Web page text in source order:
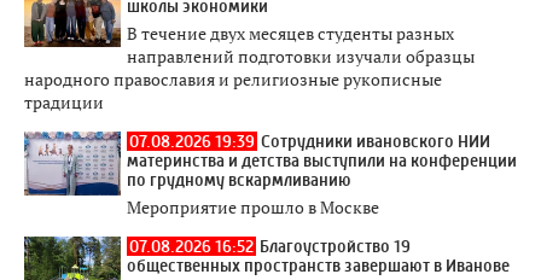
школы экономики
В течение двух месяцев студенты разных
направлений подготовки изучали образцы
народного православия и религиозные рукописные
традиции
07.08.2026 19:39 Сотрудники ивановского НИИ
материнства и детства выступили на конференции
по грудному вскармливанию
Мероприятие прошло в Москве
07.08.2026 16:52 Благоустройство 19
общественных пространств завершают в Иванове